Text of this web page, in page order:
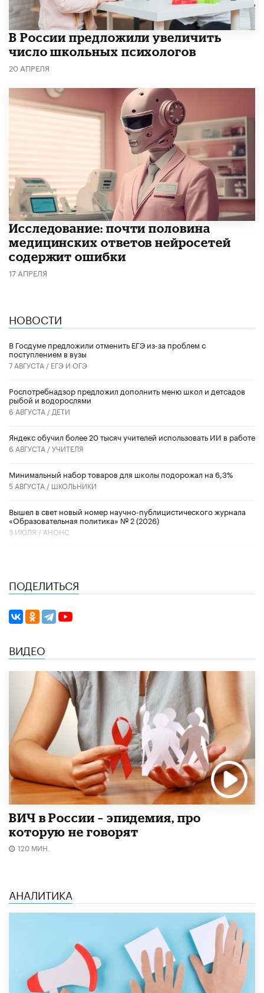
В России предложили увеличить
число школьных психологов
20 АПРЕЛЯ
Исследование: почти половина
медицинских ответов нейросетей
содержит ошибки
17 АПРЕЛЯ
НОВОСТИ
В Госдуме предложили отменить ЕГЭ из-за проблем с
поступлением в вузы
7 АВГУСТА / ЕГЭ И ОГЭ
Роспотребнадзор предложил дополнить меню школ и детсадов
рыбой и водорослями
6 АВГУСТА / ДЕТИ
​Яндекс обучил более 20 тысяч учителей использовать ИИ в работе
6 АВГУСТА /УЧИТЕЛЯ
Минимальный набор товаров для школы подорожал на 6,3%
5 АВГУСТА / ШКОЛЬНИКИ
Вышел в свет новый номер научно-публицистического журнала
«Образовательная политика» № 2 (2026)
3 ИЮЛЯ / АНОНС
ПОДЕЛИТЬСЯ
ВИДЕО
ВИЧ в России – эпидемия, про
которую не говорят
120 МИН.
АНАЛИТИКА